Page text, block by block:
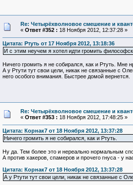
Re: Четырёхволновое смешение и
« Ответ #352 : 18 Ноября 2012, 12:37:28 »
Цитата: Ртуть от 17 Ноября 2012, 13:18:36
И с этим неучем я хотел идти громить
Ничего громить я не собирался, как и Ртуть. Мне
А у Ртути тут свои цели, никак не связанные с
него особого внимания. Быстрее домой вернется.
Re: Четырёхволновое смешение и
« Ответ #353 : 18 Ноября 2012, 17:48:25 »
Цитата: Корнак7 от 18 Ноября 2012, 13:37:28
Ничего громить я не собирался, как и Ртуть.
Ну да. Тем более это и нереально нормальным
А против хакеров, спамеров и прочего гнуса - у
Цитата: Корнак7 от 18 Ноября 2012, 13:37:28
А у Ртути тут свои цели, никак не связанные с